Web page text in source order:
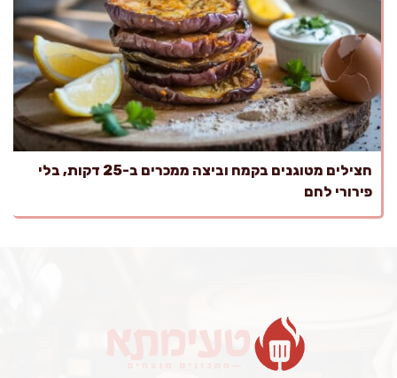
חצילים מטוגנים בקמח וביצה ממכרים ב-25 דקות, בלי
פירורי לחם